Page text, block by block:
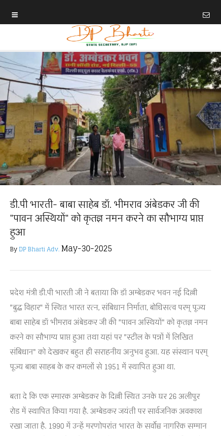
डी.पी भारती- बाबा साहेब डॉ. भीमराव अंबेडकर जी की
"पावन अस्थियों" को कृतज्ञ नमन करने का सौभाग्य प्राप्त
हुआ
ByDP Bharti Adv. May-30-2025
प्रदेश मंत्री डी.पी भारती जी ने बताया कि डॉ अम्बेडकर भवन नई दिल्ली
"बुद्ध विहार" में स्थित भारत रत्न, संबिधान निर्माता, बोधिसत्व परम् पूज्य
बाबा साहेब डॉ भीमराव अंबेडकर जी की "पावन अस्थियों" को कृतज्ञ नमन
करने का सौभाग्य प्राप्त हुआ तथा यहां पर "स्टील के पन्नों में लिखित
संबिधान" को देखकर बहुत ही सराहनीय अनुभव हुआ. यह संस्थान परम्
पूज्य बाबा साहब के कर कमलों से 1951 में स्थापित हुआ था.
बता दे कि एक स्मारक अम्बेडकर के दिल्ली स्थित उनके घर 26 अलीपुर
रोड में स्थापित किया गया है. अम्बेडकर जयंती पर सार्वजनिक अवकाश
रखा जाता है. 1990 में उन्हें मरणोपरांत भारत के सर्वोच्च नागरिक सम्मान